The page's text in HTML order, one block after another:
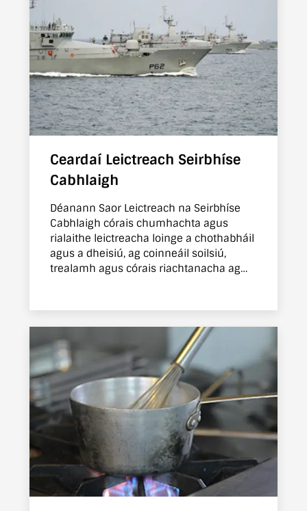
Ceardaí Leictreach Seirbhíse
Cabhlaigh
Déanann Saor Leictreach na Seirbhíse
Cabhlaigh córais chumhachta agus
rialaithe leictreacha loinge a chothabháil
agus a dheisiú, ag coinneáil soilsiú,
trealamh agus córais riachtanacha ag